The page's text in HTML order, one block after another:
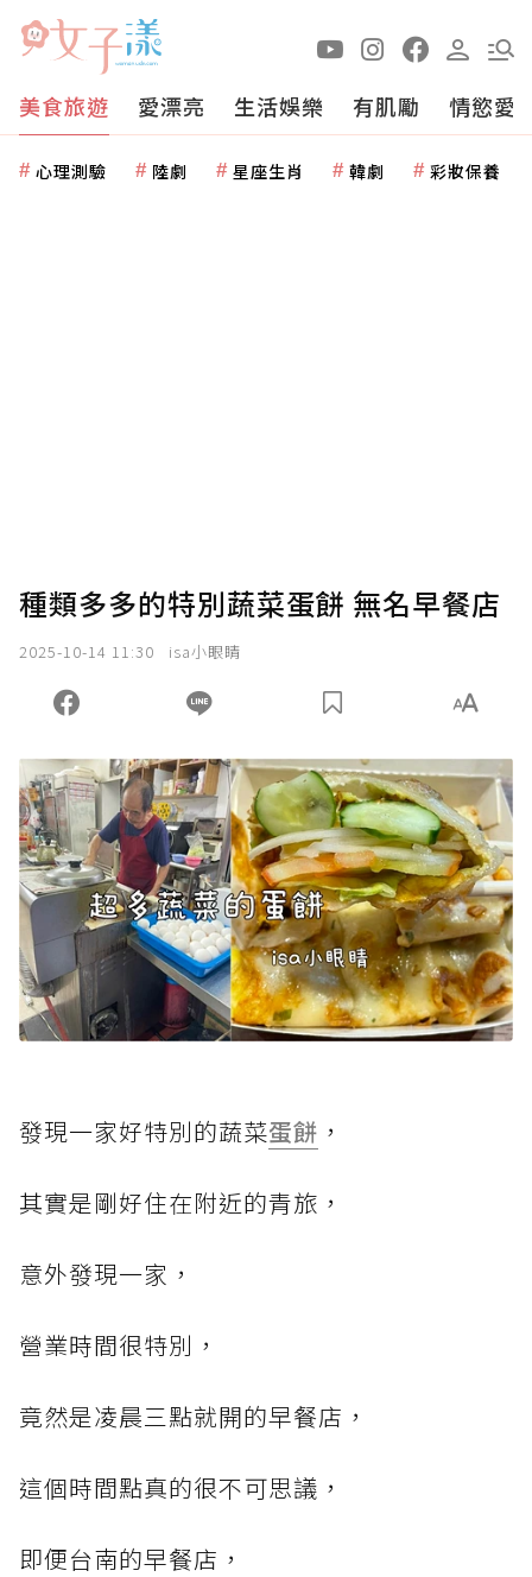
美食旅遊 愛漂亮 生活娛樂 有肌勵 情慾愛
心理測驗 陸劇 星座生肖 韓劇 彩妝保養
種類多多的特別蔬菜蛋餅 無名早餐店
2025-10-14 11:30 isa小眼睛
發現一家好特別的蔬菜蛋餅 ，
其實是剛好住在附近的青旅，
意外發現一家，
營業時間很特別，
竟然是凌晨三點就開的早餐店，
這個時間點真的很不可思議，
即便台南的早餐店，